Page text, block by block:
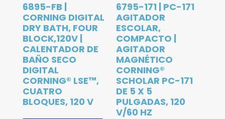
6895-FB |
CORNING DIGITAL
DRY BATH, FOUR
BLOCK,120V |
CALENTADOR DE
BAÑO SECO
DIGITAL
CORNING® LSE™,
CUATRO
BLOQUES, 120 V
6795-171 | PC-171
AGITADOR
ESCOLAR,
COMPACTO |
AGITADOR
MAGNÉTICO
CORNING®
SCHOLAR PC-171
DE 5 X 5
PULGADAS, 120
V/60 HZ